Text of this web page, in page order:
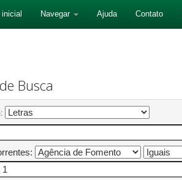
Navegar Ajuda Contato
Busca